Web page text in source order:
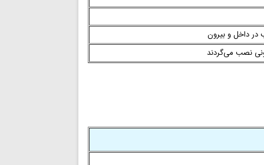
در داخل و بیرون
نصب می‌گردند